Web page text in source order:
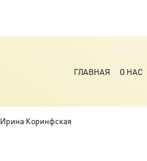
ГЛАВНАЯ О НАС
Ирина Коринфская